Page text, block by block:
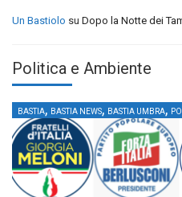
Un Bastiolo su Dopo la Notte dei
Politica e Ambiente
BASTIA, BASTIA NEWS, BASTIA UMBRA,